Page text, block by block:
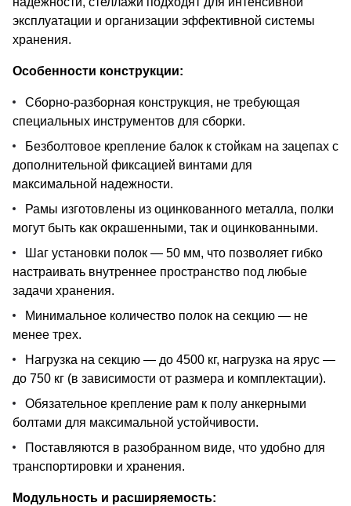
эксплуатации и организации эффективной системы
хранения.
Особенности конструкции:
Сборно-разборная конструкция, не требующая
специальных инструментов для сборки.
Безболтовое крепление балок к стойкам на зацепах с
дополнительной фиксацией винтами для
максимальной надежности.
Рамы изготовлены из оцинкованного металла, полки
могут быть как окрашенными, так и оцинкованными.
Шаг установки полок — 50 мм, что позволяет гибко
настраивать внутреннее пространство под любые
задачи хранения.
Минимальное количество полок на секцию — не
менее трех.
Нагрузка на секцию — до 4500 кг, нагрузка на ярус —
до 750 кг (в зависимости от размера и комплектации).
Обязательное крепление рам к полу анкерными
болтами для максимальной устойчивости.
Поставляются в разобранном виде, что удобно для
транспортировки и хранения.
Модульность и расширяемость: